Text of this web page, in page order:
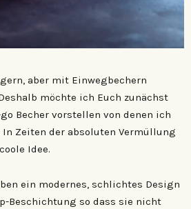
aber mit Einwegbechern
möchte ich Euch zunächst
Becher vorstellen von denen ich
Zeiten der absoluten Vermüllung
Idee.
ein modernes, schlichtes Design
Beschichtung so dass sie nicht